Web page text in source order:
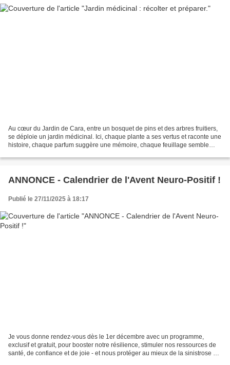
Au cœur du Jardin de Cara, entre un bosquet de pins et des arbres fruitiers,
se déploie un jardin médicinal. Ici, chaque plante a ses vertus et raconte une
histoire, chaque parfum suggère une mémoire, chaque feuillage semble
ANNONCE - Calendrier de l'Avent Neuro-Positif !
Publié le 27/11/2025 à 18:17
Je vous donne rendez-vous dès le 1er décembre avec un programme,
exclusif et gratuit, pour booster notre résilience, stimuler nos ressources de
santé, de confiance et de joie - et nous protéger au mieux de la sinistrose et